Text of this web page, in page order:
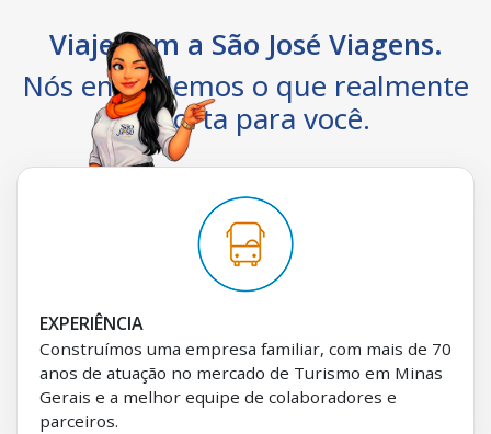
Viaje com a São José Viagens.
Nós entendemos o que realmente
importa para você.
EXPERIÊNCIA
Construímos uma empresa familiar, com mais de 70
anos de atuação no mercado de Turismo em Minas
Gerais e a melhor equipe de colaboradores e
parceiros.